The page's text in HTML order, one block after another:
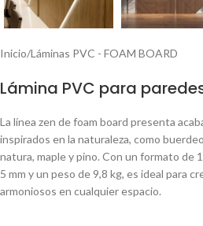
Inicio/Láminas PVC - FOAM BOARD
Lámina PVC para
La línea zen de foam board presenta
inspirados en la naturaleza, como
natura, maple y pino. Con un formato de
5 mm y un peso de 9,8 kg, es ideal para
armoniosos en cualquier espacio.